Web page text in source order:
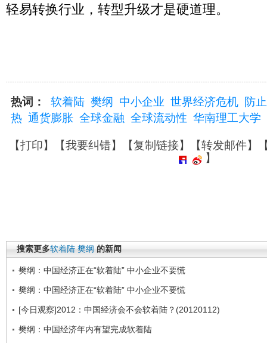
轻易转换行业，转型升级才是硬道理。
热词： 软着陆 樊纲 中小企业 世界经济危机 防
热 通货膨胀 全球金融 全球流动性 华南理工大学
【打印】【我要纠错】【复制链接】【转发邮件】
】
搜索更多软着陆 樊纲 的新闻
樊纲：中国经济正在“软着陆” 中小企业不要慌
樊纲：中国经济正在“软着陆” 中小企业不要慌
[今日观察]2012：中国经济会不会软着陆？(20120112)
樊纲：中国经济年内有望完成软着陆